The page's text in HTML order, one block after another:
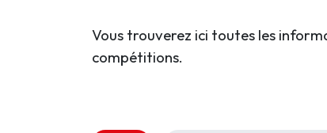
Vous trouverez ici toutes les
compétitions.